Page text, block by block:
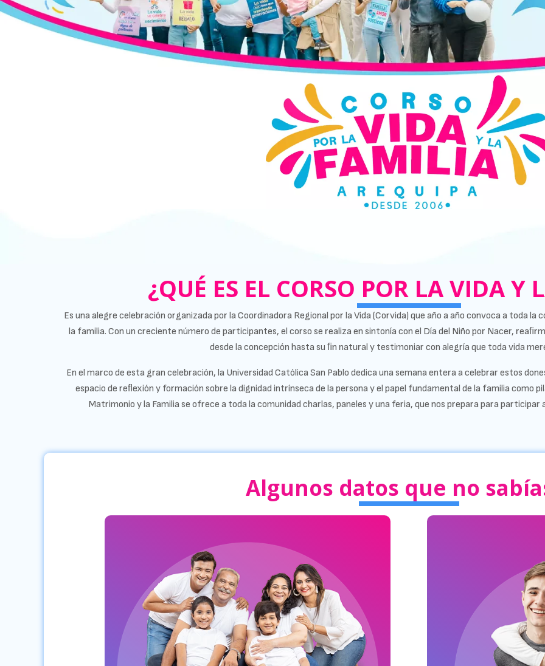
¿QUÉ ES EL CORSO POR LA VIDA Y
Es una alegre celebración organizada por la Coordinadora Regional por la Vida (Corvida) que año a año convoca a toda la
la familia. Con un creciente número de participantes, el corso se realiza en sintonía con el Día del Niño por Nacer,
desde la concepción hasta su ﬁn natural y testimoniar con alegría que toda vida
En el marco de esta gran celebración, la Universidad Católica San Pablo dedica una semana entera a celebrar estos
espacio de reﬂexión y formación sobre la dignidad intrínseca de la persona y el papel fundamental de la familia como
Matrimonio y la Familia se ofrece a toda la comunidad charlas, paneles y una feria, que nos prepara para participar
Algunos datos que no